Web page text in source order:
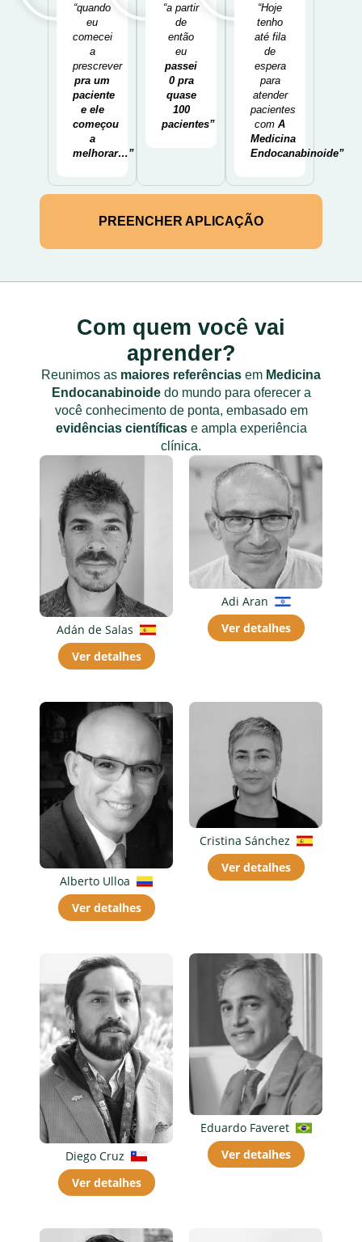
“quando
eu
comecei
a
prescrever
pra um
paciente
e ele
começou
a
melhorar…”
“a partir
de
então
eu
passei
0 pra
quase
100
pacientes”
“Hoje
tenho
até fila
de
espera
para
atender
pacientes
com A
Medicina
Endocanabinoide”
PREENCHER APLICAÇÃO
Com quem você vai
aprender?
Reunimos as maiores referências em Medicina
Endocanabinoidedo mundo para oferecer a
você conhecimento de ponta, embasado em
evidências científicase ampla experiência
clínica.
Adán de Salas
Ver detalhes
Adi Aran
Ver detalhes
Alberto Ulloa
Ver detalhes
Cristina Sánchez
Ver detalhes
Diego Cruz
Ver detalhes
Eduardo Faveret
Ver detalhes